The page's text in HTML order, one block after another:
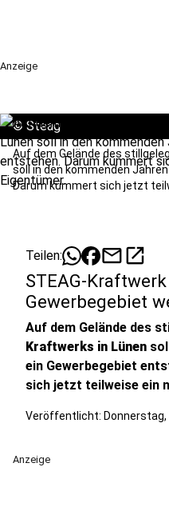
Anzeige
© Steag
Auf dem Gelände des
soll in den kommenden
Darum kümmert sich jetzt
Teilen: mailopen_in_new
STEAG-
Gewerbegebiet
Auf dem Gelände des
Kraftwerks in Lünen
ein Gewerbegebiet
sich jetzt teilweise ein
Veröffentlicht: Donnerstag,
Anzeige